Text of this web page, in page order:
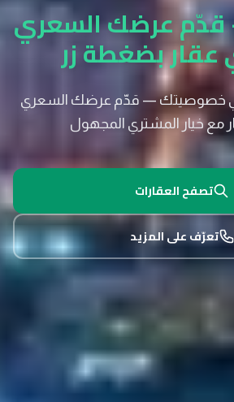
عرضك السعري
عقار بضغطة زر
خصوصيتك — قدّم عرضك السعري
مع خيار المشتري المجهول
تصفح العقارات
تعرّف على المزيد